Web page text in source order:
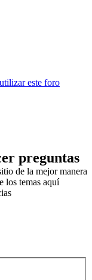
este foro
preguntas
de la mejor manera
los temas aquí